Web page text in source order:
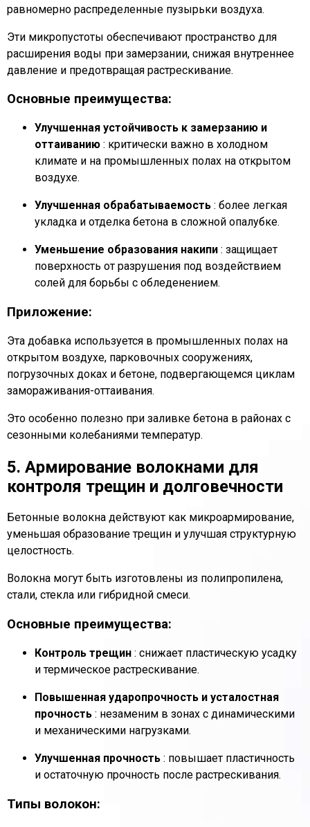
равномерно распределенные пузырьки воздуха.
Эти микропустоты обеспечивают пространство для
расширения воды при замерзании, снижая внутреннее
давление и предотвращая растрескивание.
Основные преимущества:
Улучшенная устойчивость к замерзанию и
оттаиванию : критически важно в холодном
климате и на промышленных полах на открытом
воздухе.
Улучшенная обрабатываемость : более легкая
укладка и отделка бетона в сложной опалубке.
Уменьшение образования накипи : защищает
поверхность от разрушения под воздействием
солей для борьбы с обледенением.
Приложение:
Эта добавка используется в промышленных полах на
открытом воздухе, парковочных сооружениях,
погрузочных доках и бетоне, подвергающемся циклам
замораживания-оттаивания.
Это особенно полезно при заливке бетона в районах с
сезонными колебаниями температур.
5. Армирование волокнами для
контроля трещин и долговечности
Бетонные волокна действуют как микроармирование,
уменьшая образование трещин и улучшая структурную
целостность.
Волокна могут быть изготовлены из полипропилена,
стали, стекла или гибридной смеси.
Основные преимущества:
Контроль трещин : снижает пластическую усадку
и термическое растрескивание.
Повышенная ударопрочность и усталостная
прочность : незаменим в зонах с динамическими
и механическими нагрузками.
Улучшенная прочность : повышает пластичность
и остаточную прочность после растрескивания.
Типы волокон: